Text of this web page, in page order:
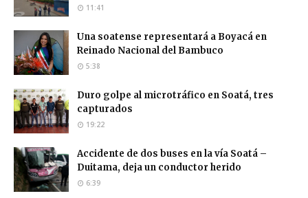
11:41
Una soatense representará a Boyacá en
Reinado Nacional del Bambuco
5:38
Duro golpe al microtráfico en Soatá, tres
capturados
19:22
Accidente de dos buses en la vía Soatá –
Duitama, deja un conductor herido
6:39